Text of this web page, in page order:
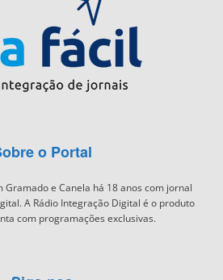
o Portal
Gramado e Canela há 18 anos com jornal
A Rádio Integração Digital é o produto
com programações exclusivas.